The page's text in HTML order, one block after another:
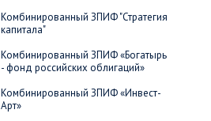
Комбинированный ЗПИФ "Стратегия
капитала"
Комбинированный ЗПИФ «Богатырь
- фонд российских облигаций»
Комбинированный ЗПИФ «Инвест-
Арт»